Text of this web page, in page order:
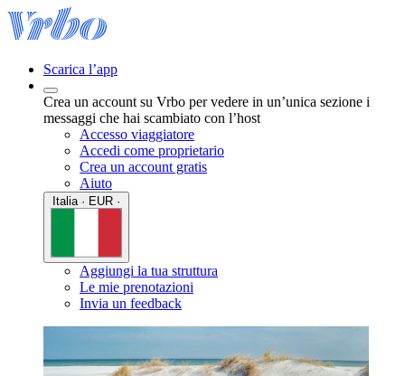
Scarica l’app
Crea un account su Vrbo per vedere in un’unica sezione i
messaggi che hai scambiato con l’host
Accesso viaggiatore
Accedi come proprietario
Crea un account gratis
Aiuto
Aggiungi la tua struttura
Le mie prenotazioni
Invia un feedback